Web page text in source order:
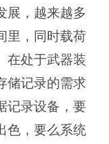
展，越来越多
里，同时载荷
在处于武器装
储记录的需求
记录设备，要
色，要么系统